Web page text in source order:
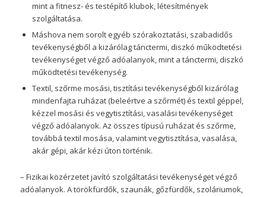
mint a fitnesz- és testépítő klubok, létesítmények
szolgáltatása.
Máshova nem sorolt egyéb szórakoztatási, szabadidős
tevékenységből a kizárólag tánctermi, diszkó működtetési
tevékenységet végző adóalanyok, mint a tánctermi, diszkó
működtetési tevékenység.
Textil, szőrme mosási, tisztítási tevékenységből kizárólag
mindenfajta ruházat (beleértve a szőrmét) és textil géppel,
kézzel mosási és vegytisztítási, vasalási tevékenységet
végző adóalanyok. Az összes típusú ruházat és szőrme,
továbbá textil mosása, valamint vegytisztítása, vasalása,
akár gépi, akár kézi úton történik.
– Fizikai közérzetet javító szolgáltatási tevékenységet végző
adóalanyok. A törökfürdők, szaunák, gőzfürdők, szoláriumok,